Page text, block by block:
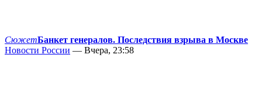
СюжетБанкет генералов. Последствия взрыва в Москве
Новости России — Вчера, 23:58